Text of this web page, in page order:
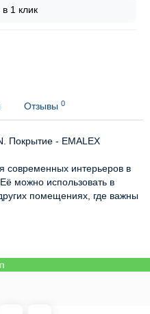
в 1 клик
Отзывы 0
Покрытие - EMALEX
современных интерьеров в
можно использовать в
помещениях, где важны